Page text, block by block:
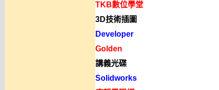
TKB數位學堂
3D技術插圖
Developer
Golden
講義光碟
Solidworks